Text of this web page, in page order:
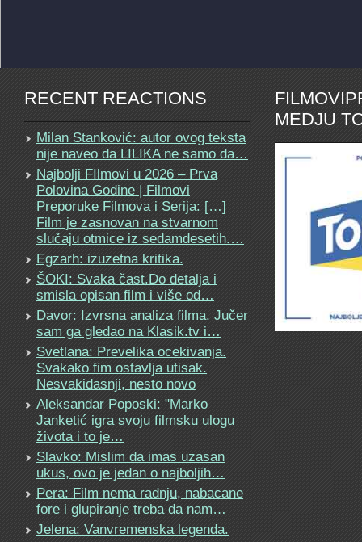
RECENT REACTIONS
Milan Stanković: autor ovog teksta
nije naveo da LILIKA ne samo da…
Najbolji FIlmovi u 2026 – Prva
Polovina Godine | Filmovi
Preporuke Filmova i Serija: […]
Film je zasnovan na stvarnom
slučaju otmice iz sedamdesetih.…
Egzarh: izuzetna kritika.
ŠOKI: Svaka čast.Do detalja i
smisla opisan film i više od…
Davor: Izvrsna analiza filma. Jučer
sam ga gledao na Klasik.tv i…
Svetlana: Prevelika ocekivanja.
Svakako fim ostavlja utisak.
Nesvakidasnji, nesto novo
Aleksandar Poposki: "Marko
Janketić igra svoju filmsku ulogu
života i to je…
Slavko: Mislim da imas uzasan
ukus, ovo je jedan o najboljih…
Pera: Film nema radnju, nabacane
fore i glupiranje treba da nam…
Jelena: Vanvremenska legenda.
MEDJU